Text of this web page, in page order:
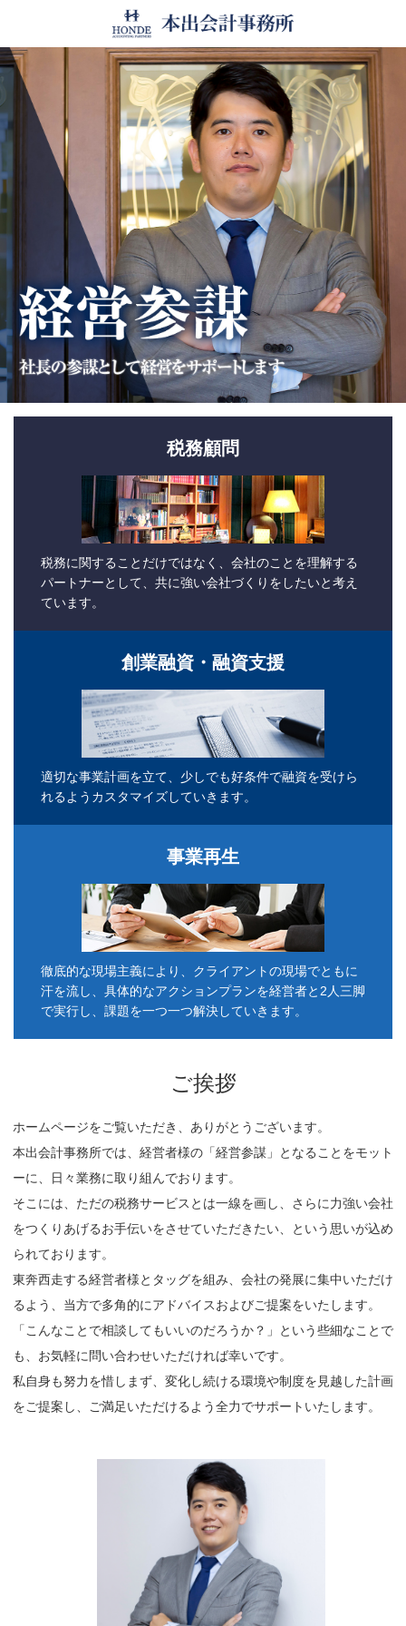
税務顧問
税務に関することだけではなく、会社のことを理解する
パートナーとして、共に強い会社づくりをしたいと考え
ています。
創業融資・融資支援
適切な事業計画を立て、少しでも好条件で融資を受けら
れるようカスタマイズしていきます。
事業再生
徹底的な現場主義により、クライアントの現場でともに
汗を流し、具体的なアクションプランを経営者と2人三脚
で実行し、課題を一つ一つ解決していきます。
ご挨拶
ホームページをご覧いただき、ありがとうございます。
本出会計事務所では、経営者様の「経営参謀」となることをモット
ーに、日々業務に取り組んでおります。
そこには、ただの税務サービスとは一線を画し、さらに力強い会社
をつくりあげるお手伝いをさせていただきたい、という思いが込め
られております。
東奔西走する経営者様とタッグを組み、会社の発展に集中いただけ
るよう、当方で多角的にアドバイスおよびご提案をいたします。
「こんなことで相談してもいいのだろうか？」という些細なことで
も、お気軽に問い合わせいただければ幸いです。
私自身も努力を惜しまず、変化し続ける環境や制度を見越した計画
をご提案し、ご満足いただけるよう全力でサポートいたします。